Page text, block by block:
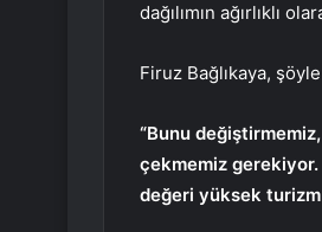
dağılımın ağırlıklı
Firuz Bağlıkaya,
“Bunu
çekmemiz gerekiyor.
değeri yüksek